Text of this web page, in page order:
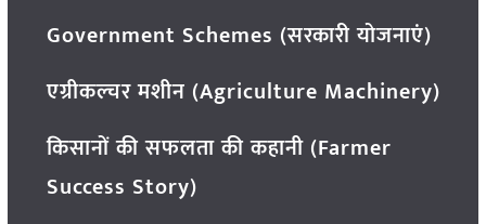
Government Schemes (सरकारी योजनाएं)
एग्रीकल्चर मशीन (Agriculture Machinery)
किसानों की सफलता की कहानी (Farmer
Success Story)